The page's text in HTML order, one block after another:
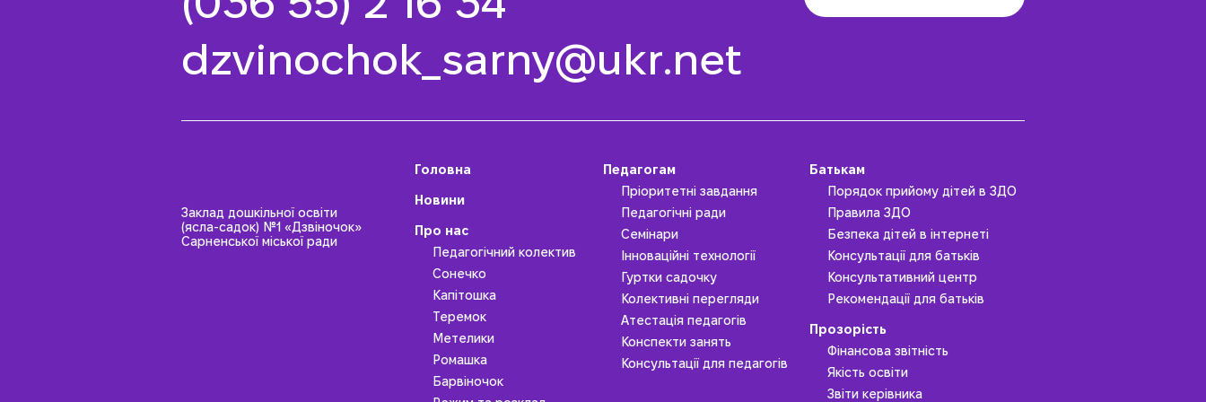
dzvinochok_sarny@ukr.net
Заклад дошкільної освіти
(ясла-садок) №1 «Дзвіночок»
Сарненської міської ради
Головна
Новини
Про нас
Педагогічний колектив
Сонечко
Капітошка
Теремок
Метелики
Ромашка
Барвіночок
Педагогам
Пріоритетні завдання
Педагогічні ради
Семінари
Інноваційні технології
Гуртки садочку
Колективні перегляди
Атестація педагогів
Конспекти занять
Консультації для педагогів
Батькам
Порядок прийому дітей в ЗДО
Правила ЗДО
Безпека дітей в інтернеті
Консультації для батьків
Консультативний центр
Рекомендації для батьків
Прозорість
Фінансова звітність
Якість освіти
Звіти керівника